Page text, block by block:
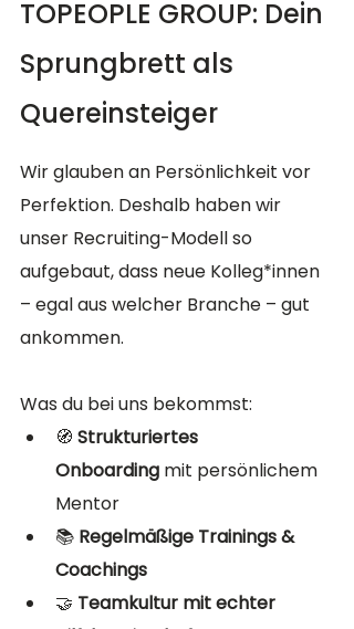
TOPEOPLE GROUP: Dein
Sprungbrett als
Quereinsteiger
Wir glauben an Persönlichkeit vor
Perfektion. Deshalb haben wir
unser Recruiting-Modell so
aufgebaut, dass neue Kolleg*innen
– egal aus welcher Branche – gut
ankommen.
Was du bei uns bekommst:
🧭 Strukturiertes
Onboarding mit persönlichem
Mentor
📚 Regelmäßige Trainings &
Coachings
🤝 Teamkultur mit echter